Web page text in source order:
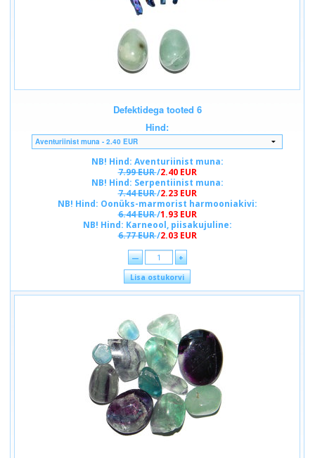
Defektidega tooted 6
Hind:
NB! Hind: Aventuriinist muna:
7.99 EUR/2.40 EUR
NB! Hind: Serpentiinist muna:
7.44 EUR/2.23 EUR
NB! Hind: Oonüks-marmorist harmooniakivi:
6.44 EUR/1.93 EUR
NB! Hind: Karneool, piisakujuline:
6.77 EUR/2.03 EUR
—
+
Lisa ostukorvi